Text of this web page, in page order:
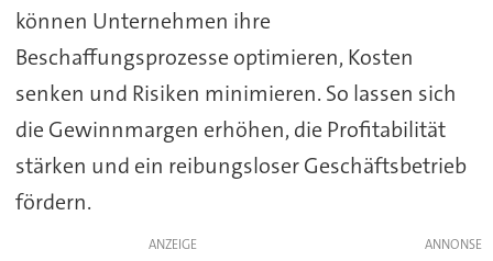
können Unternehmen ihre
Beschaffungsprozesse optimieren, Kosten
senken und Risiken minimieren. So lassen sich
die Gewinnmargen erhöhen, die Profitabilität
stärken und ein reibungsloser Geschäftsbetrieb
fördern.
ANZEIGE